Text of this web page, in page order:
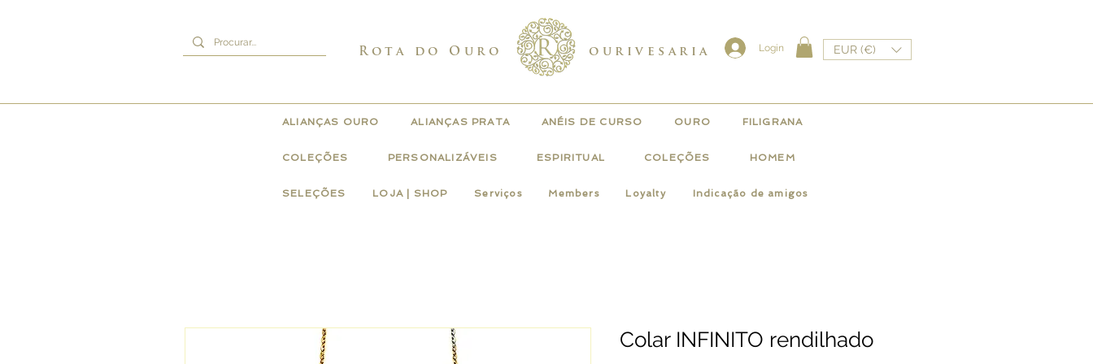
Rota do Ouro ourivesaria Login EUR (€)
ALIANÇAS OURO ALIANÇAS PRATA ANÉIS DE CURSO OURO FILIGRANA
COLEÇÕES PERSONALIZÁVEIS ESPIRITUAL COLEÇÕES HOMEM
SELEÇÕES LOJA | SHOP Serviços Members Loyalty Indicação de amigos
Colar INFINITO rendilhado